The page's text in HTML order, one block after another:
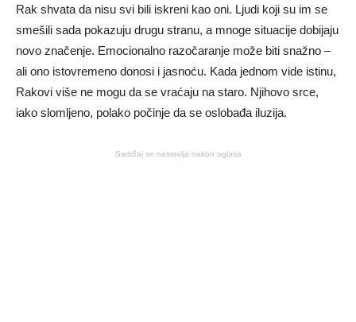
Rak shvata da nisu svi bili iskreni kao oni. Ljudi koji su im se
smešili sada pokazuju drugu stranu, a mnoge situacije dobijaju
novo značenje. Emocionalno razočaranje može biti snažno –
ali ono istovremeno donosi i jasnoću. Kada jednom vide istinu,
Rakovi više ne mogu da se vraćaju na staro. Njihovo srce,
iako slomljeno, polako počinje da se oslobađa iluzija.
Sadržaj se nastavlja nakon oglasa